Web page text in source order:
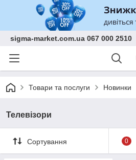
sigma-market.com.ua 067 000 2510
Товари та послуги Новинки
Телевізори
Сортування 0